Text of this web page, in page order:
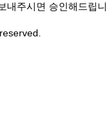
내주시면 승인해드립니